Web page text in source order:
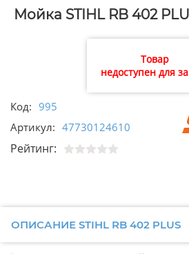
Мойка STIHL RB 402
Товар
недоступен для
Код: 995
Артикул: 47730124610
Рейтинг:
ОПИСАНИЕ STIHL RB 402 PLUS